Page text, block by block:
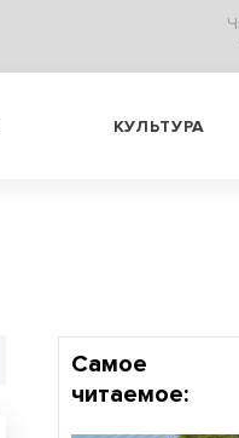
КУЛЬТУРА
Самое
читаемое: